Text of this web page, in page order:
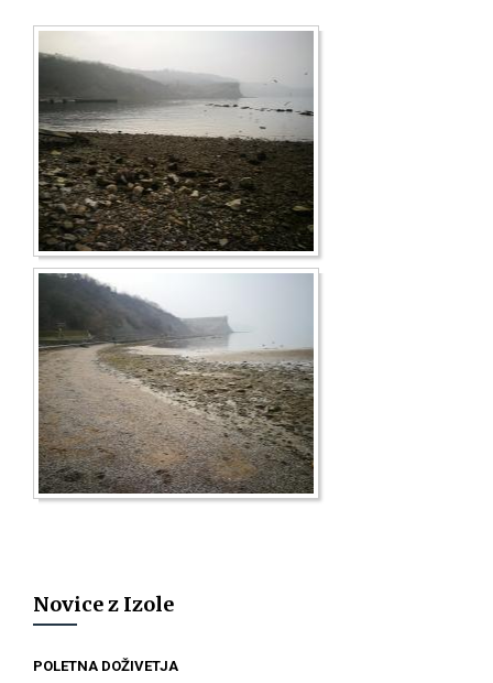
Novice z Izole
POLETNA DOŽIVETJA